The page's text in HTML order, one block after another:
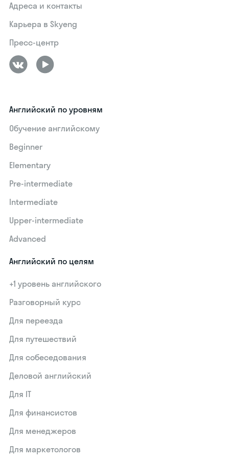
Адреса и контакты
Карьера в Skyeng
Пресс-центр
Английский по уровням
Обучение английскому
Beginner
Elementary
Pre-intermediate
Intermediate
Upper-intermediate
Advanced
Английский по целям
+1 уровень английского
Разговорный курс
Для переезда
Для путешествий
Для собеседования
Деловой английский
Для IT
Для финансистов
Для менеджеров
Для маркетологов